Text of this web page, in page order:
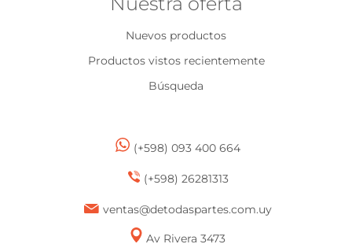
Nuevos productos
Productos vistos recientemente
Búsqueda
(+598) 093 400 664
(+598) 26281313
ventas@detodaspartes.com.uy
Av Rivera 3473